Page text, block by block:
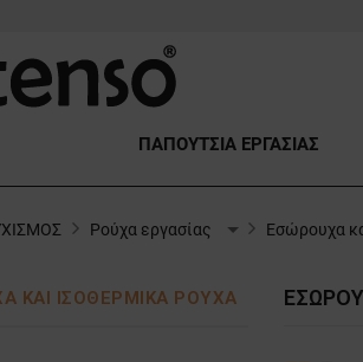
ΠΑΠΟΥΤΣΙΑ ΕΡΓΑΣΙΑΣ
Ρούχα εργασίας Εσώρουχα
ΚΑΙ ΙΣΟΘΕΡΜΙΚΆ ΡΟΎΧΑ